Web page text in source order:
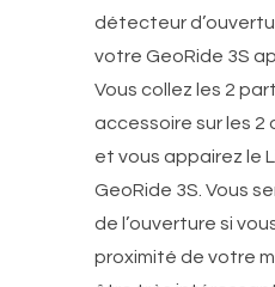
détecteur
votre GeoRide 3S
Vous collez les 2
accessoire sur les
et vous appairez le
GeoRide 3S. Vous
de l’ouverture si
proximité de votre